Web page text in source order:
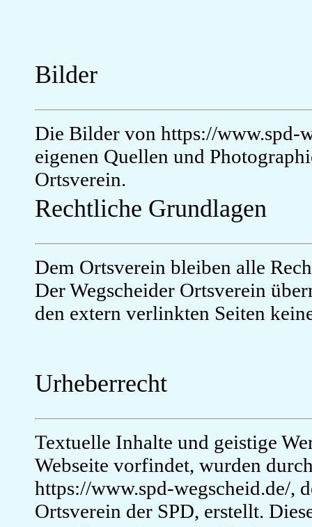
Bilder
Die Bilder von https://www.spd-
eigenen Quellen und
Ortsverein.
Rechtliche Grundlagen
Dem Ortsverein bleiben alle
Der Wegscheider Ortsverein
den extern verlinkten Seiten
Urheberrecht
Textuelle Inhalte und geistige
Webseite vorfindet, wurden
https://www.spd-wegscheid.de/,
Ortsverein der SPD, erstellt.